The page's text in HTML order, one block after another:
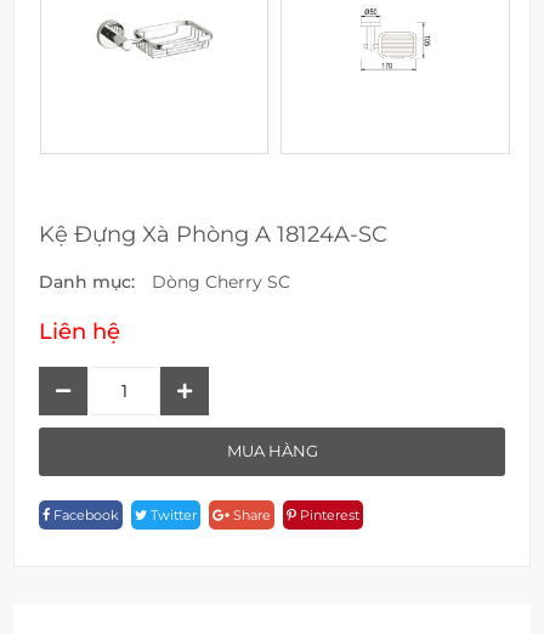
Kệ Đựng Xà Phòng A 18124A-SC
Danh mục: Dòng Cherry SC
Liên hệ
A
18124A-
MUA HÀNG
Facebook Twitter Share Pinterest